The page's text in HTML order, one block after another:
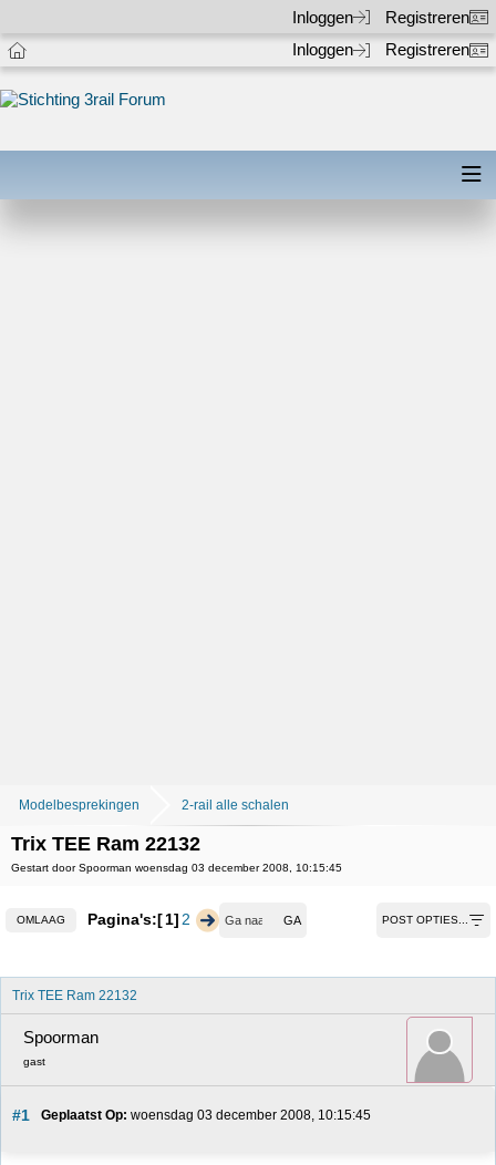
Inloggen
Registreren
Inloggen
Registreren
Modelbesprekingen 2-rail alle schalen
Trix TEE Ram 22132
Gestart door Spoorman woensdag 03 december 2008, 10:15:45
OMLAAG Pagina's: 1 2 POST OPTIES...
Trix TEE Ram 22132
Spoorman
gast
#1 Geplaatst Op: woensdag 03 december 2008, 10:15:45